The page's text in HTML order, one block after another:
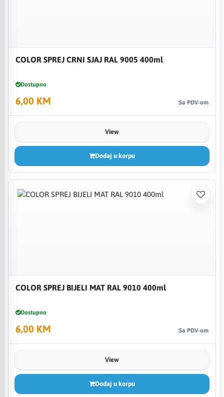
COLOR SPREJ CRNI SJAJ RAL 9005 400ml
Dostupno
6,00 KM Sa PDV-om
View
Dodaj u korpu
COLOR SPREJ BIJELI MAT RAL 9010 400ml
Dostupno
6,00 KM Sa PDV-om
View
Dodaj u korpu